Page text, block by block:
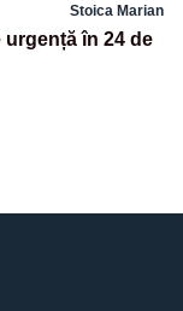
Stoica Marian
urgență în 24 de